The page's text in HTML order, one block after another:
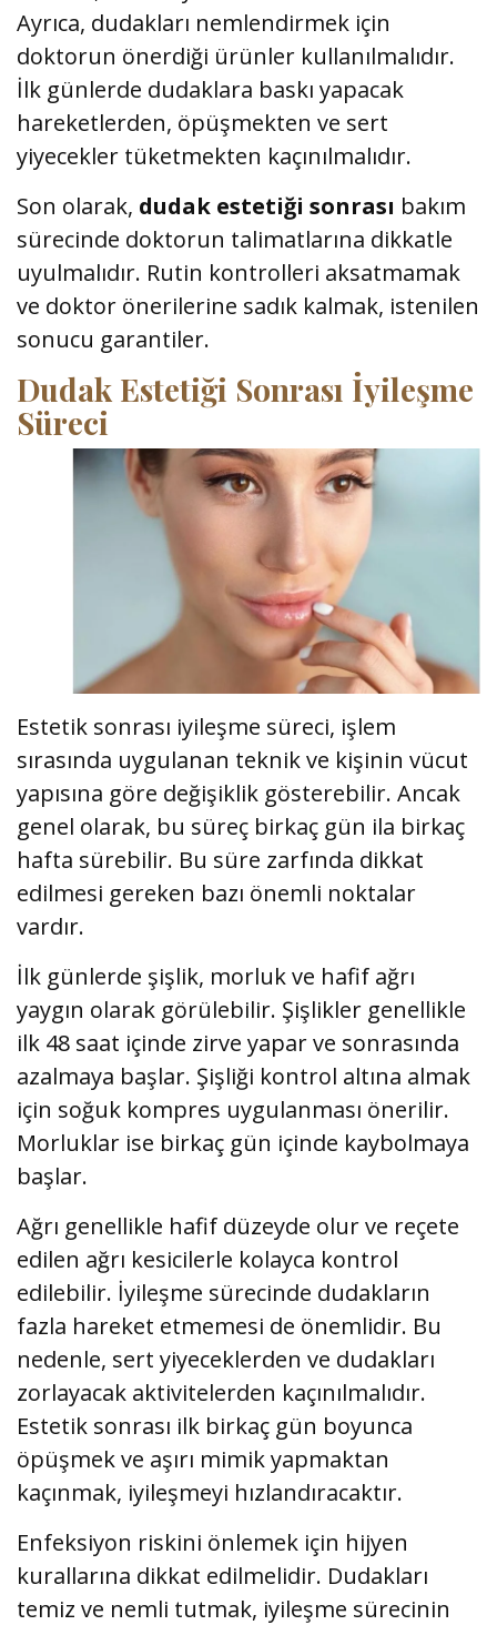
Ayrıca, dudakları nemlendirmek için
doktorun önerdiği ürünler kullanılmalıdır.
İlk günlerde dudaklara baskı yapacak
hareketlerden, öpüşmekten ve sert
yiyecekler tüketmekten kaçınılmalıdır.
Son olarak, dudak estetiği sonrası bakım
sürecinde doktorun talimatlarına dikkatle
uyulmalıdır. Rutin kontrolleri aksatmamak
ve doktor önerilerine sadık kalmak, istenilen
sonucu garantiler.
Dudak Estetiği Sonrası İyileşme
Süreci
Estetik sonrası iyileşme süreci, işlem
sırasında uygulanan teknik ve kişinin vücut
yapısına göre değişiklik gösterebilir. Ancak
genel olarak, bu süreç birkaç gün ila birkaç
hafta sürebilir. Bu süre zarfında dikkat
edilmesi gereken bazı önemli noktalar
vardır.
İlk günlerde şişlik, morluk ve hafif ağrı
yaygın olarak görülebilir. Şişlikler genellikle
ilk 48 saat içinde zirve yapar ve sonrasında
azalmaya başlar. Şişliği kontrol altına almak
için soğuk kompres uygulanması önerilir.
Morluklar ise birkaç gün içinde kaybolmaya
başlar.
Ağrı genellikle hafif düzeyde olur ve reçete
edilen ağrı kesicilerle kolayca kontrol
edilebilir. İyileşme sürecinde dudakların
fazla hareket etmemesi de önemlidir. Bu
nedenle, sert yiyeceklerden ve dudakları
zorlayacak aktivitelerden kaçınılmalıdır.
Estetik sonrası ilk birkaç gün boyunca
öpüşmek ve aşırı mimik yapmaktan
kaçınmak, iyileşmeyi hızlandıracaktır.
Enfeksiyon riskini önlemek için hijyen
kurallarına dikkat edilmelidir. Dudakları
temiz ve nemli tutmak, iyileşme sürecinin